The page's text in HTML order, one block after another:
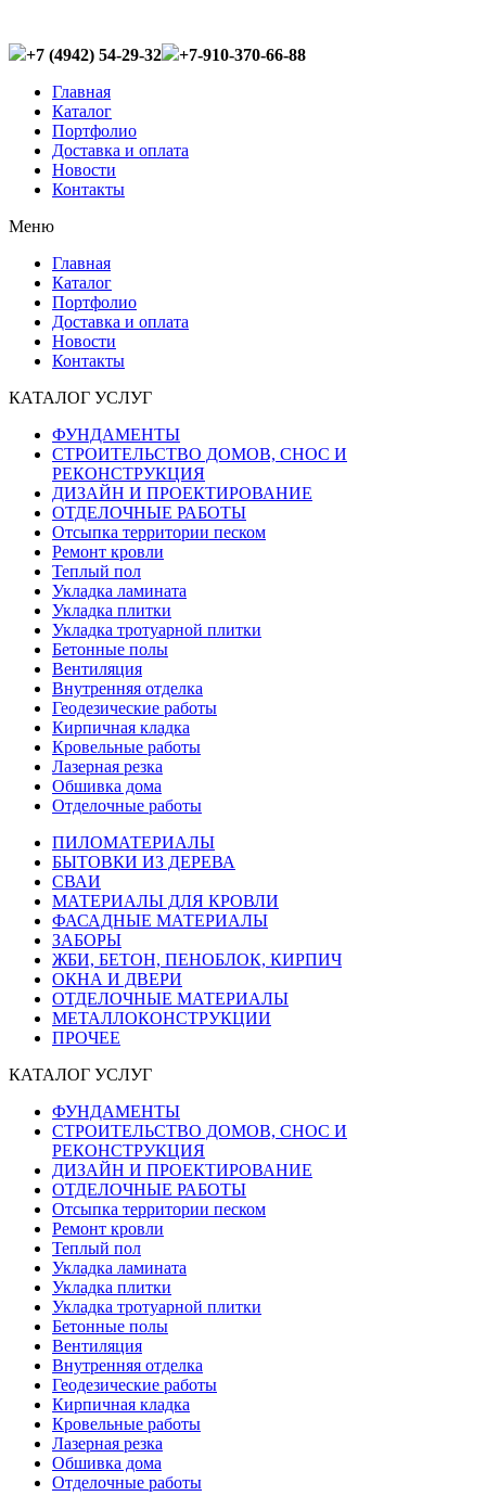
+7 (4942) 54-29-32
+7-910-370-66-88
Главная
Каталог
Портфолио
Доставка и оплата
Новости
Контакты
Меню
Главная
Каталог
Портфолио
Доставка и оплата
Новости
Контакты
КАТАЛОГ УСЛУГ
ФУНДАМЕНТЫ
СТРОИТЕЛЬСТВО ДОМОВ, СНОС И
РЕКОНСТРУКЦИЯ
ДИЗАЙН И ПРОЕКТИРОВАНИЕ
ОТДЕЛОЧНЫЕ РАБОТЫ
Отсыпка территории песком
Ремонт кровли
Теплый пол
Укладка ламината
Укладка плитки
Укладка тротуарной плитки
Бетонные полы
Вентиляция
Внутренняя отделка
Геодезические работы
Кирпичная кладка
Кровельные работы
Лазерная резка
Обшивка дома
Отделочные работы
ПИЛОМАТЕРИАЛЫ
БЫТОВКИ ИЗ ДЕРЕВА
СВАИ
МАТЕРИАЛЫ ДЛЯ КРОВЛИ
ФАСАДНЫЕ МАТЕРИАЛЫ
ЗАБОРЫ
ЖБИ, БЕТОН, ПЕНОБЛОК, КИРПИЧ
ОКНА И ДВЕРИ
ОТДЕЛОЧНЫЕ МАТЕРИАЛЫ
МЕТАЛЛОКОНСТРУКЦИИ
ПРОЧЕЕ
КАТАЛОГ УСЛУГ
ФУНДАМЕНТЫ
СТРОИТЕЛЬСТВО ДОМОВ, СНОС И
РЕКОНСТРУКЦИЯ
ДИЗАЙН И ПРОЕКТИРОВАНИЕ
ОТДЕЛОЧНЫЕ РАБОТЫ
Отсыпка территории песком
Ремонт кровли
Теплый пол
Укладка ламината
Укладка плитки
Укладка тротуарной плитки
Бетонные полы
Вентиляция
Внутренняя отделка
Геодезические работы
Кирпичная кладка
Кровельные работы
Лазерная резка
Обшивка дома
Отделочные работы